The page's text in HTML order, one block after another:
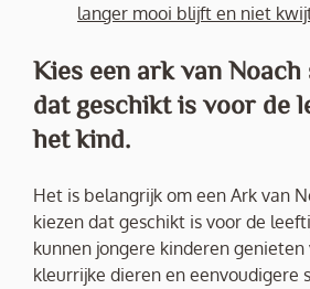
langer mooi blijft en niet
Kies een ark van Noach
dat geschikt is voor de
het kind.
Het is belangrijk om een Ark van
kiezen dat geschikt is voor de
kunnen jongere kinderen
kleurrijke dieren en eenvoudigere